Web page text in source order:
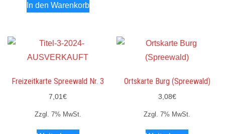
In den Warenkorb
Freizeitkarte Spreewald Nr. 3
7,01€
Zzgl. 7% MwSt.
Ortskarte Burg (Spreewald)
3,08€
Zzgl. 7% MwSt.